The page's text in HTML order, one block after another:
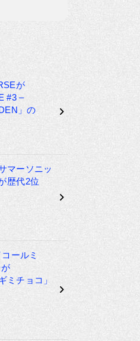
が
#3 –
」の
マーソニッ
歴代2位
ールミ
ミチョコ」